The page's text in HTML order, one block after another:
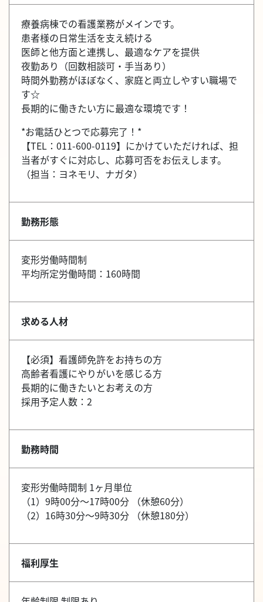
療養病棟での看護業務がメインです。
患者様の日常生活を支え続ける
医師と他方面と連携し、最適なケアを提供
夜勤あり（回数相談可・手当あり）
時間外勤務がほぼなく、家庭と両立しやすい職場で
す☆
長期的に働きたい方に最適な環境です！
*お電話ひとつで応募完了！*
【TEL：011-600-0119】にかけていただければ、担
当者がすぐに対応し、応募可否をお伝えします。
（担当：ヨネモリ、ナガタ）
勤務形態
変形労働時間制
平均所定労働時間：160時間
求める人材
【必須】看護師免許をお持ちの方
高齢者看護にやりがいを感じる方
長期的に働きたいとお考えの方
採用予定人数：2
勤務時間
変形労働時間制 1ヶ月単位
（1）9時00分～17時00分 （休憩60分）
（2）16時30分～9時30分 （休憩180分）
福利厚生